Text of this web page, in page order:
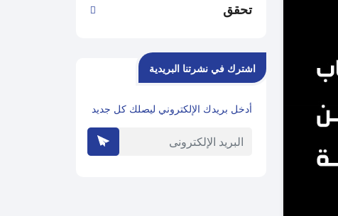
تحقق
اشترك في نشرتنا البريدية
أدخل بريدك الإلكتروني ليصلك كل جديد